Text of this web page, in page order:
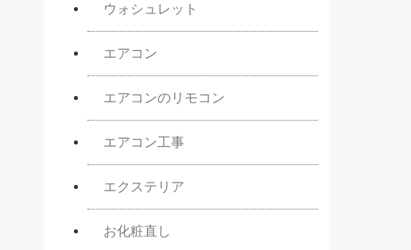
ウォシュレット
エアコン
エアコンのリモコン
エアコン工事
エクステリア
お化粧直し